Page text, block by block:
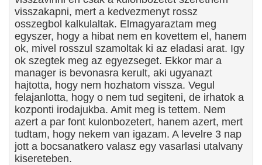
visszakapni, mert a kedvezmenyt rossz
osszegbol kalkulaltak. Elmagyaraztam meg
egyszer, hogy a hibat nem en kovettem el, hanem
ok, mivel rosszul szamoltak ki az eladasi arat. Igy
ok szegtek meg az egyezseget. Ekkor mar a
manager is bevonasra kerult, aki ugyanazt
hajtotta, hogy nem hozhatom vissza. Vegul
felajanlotta, hogy o nem tud segiteni, de irhatok a
kozponti irodajukba. Amit meg is tettem. Nem
azert a par font kulonbozetert, hanem azert, mert
tudtam, hogy nekem van igazam. A levelre 3 nap
jott a bocsanatkero valasz egy vasarlasi utalvany
kisereteben.